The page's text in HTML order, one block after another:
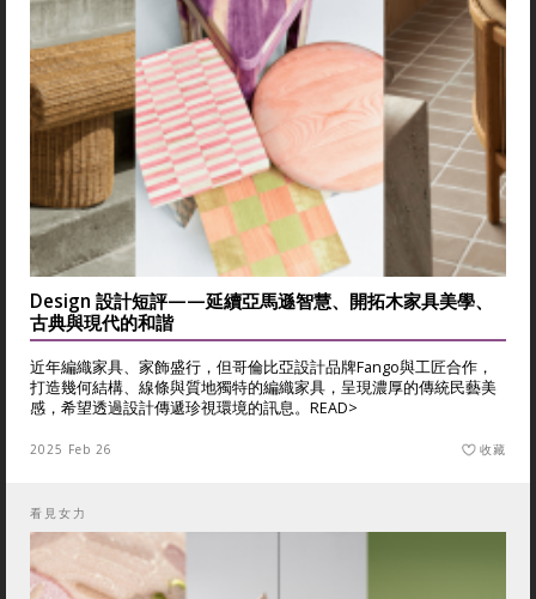
Design 設計短評——延續亞馬遜智慧、開拓木家具美學、
古典與現代的和諧
近年編織家具、家飾盛行，但哥倫比亞設計品牌Fango與工匠合作，
打造幾何結構、線條與質地獨特的編織家具，呈現濃厚的傳統民藝美
感，希望透過設計傳遞珍視環境的訊息。 READ>
2025 Feb 26 收藏
看見女力